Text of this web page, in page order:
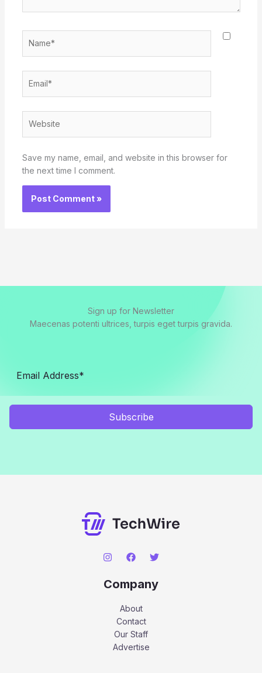
Save my name, email, and website in this browser for
the next time I comment.
Sign up for Newsletter
Maecenas potenti ultrices, turpis eget turpis gravida.
Subscribe
Company
About
Contact
Our Staff
Advertise